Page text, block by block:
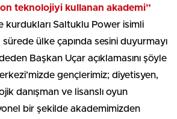
teknolojiyi kullanan akademi”
kurdukları Saltuklu Power isimli
sürede ülke çapında sesini duyurmayı
Başkan Uçar açıklamasını şöyle
gençlerimiz; diyetisyen,
danışman ve lisanslı oyun
bir şekilde akademimizden